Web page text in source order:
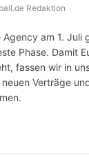
Redaktion
am 1. Juli
Phase. Damit
fassen wir in
Verträge